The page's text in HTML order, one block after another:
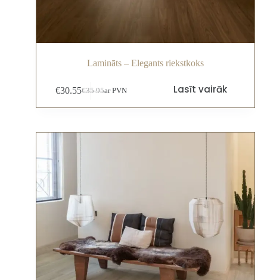
Lamināts – Elegants riekstkoks
€35.95
€30.55 ar PVN Lasīt vairāk